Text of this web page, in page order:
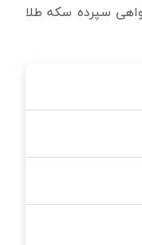
در گواهی سپرده سکه طلا